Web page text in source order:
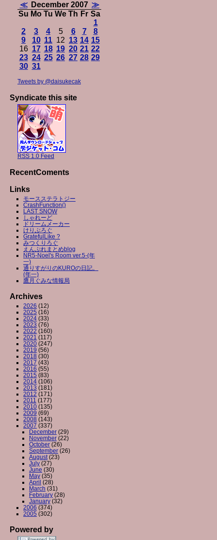
≪
December 2007 ≫
Su Mo Tu We Th Fr Sa
1
2
3 4 5 6 7
8
9
10 11 12 13 14 15
16 17 18 19 20 21 22
23 24 25 26 27 28 29
30 31
Tweets by @daisukecak
Syndicate this site
RSS 1.0 Feed
RecentComents
Links
モースステラトジー
CrashFunction()
LAST SNOW
しゃれーど
ドリームメーカー
けりぶろぐ
GratefulLike ?
みつくりろぐ
えんぷれまとめblog
NR5-Noel's Room ver.5-(年
一)
通りすがりのKUROの日記。
(年一)
鷹月ぐみな情報局
Archives
2026 (12)
2025 (16)
2024 (33)
2023 (76)
2022 (160)
2021 (117)
2020 (247)
2019 (56)
2018 (30)
2017 (43)
2016 (55)
2015 (83)
2014 (106)
2013 (181)
2012 (171)
2011 (177)
2010 (135)
2009 (69)
2008 (143)
2007 (337)
December (29)
November (22)
October (26)
September (26)
August(23)
July (27)
June (30)
May (35)
April (28)
March (31)
February (28)
January (32)
2006 (374)
2005 (302)
Powered by